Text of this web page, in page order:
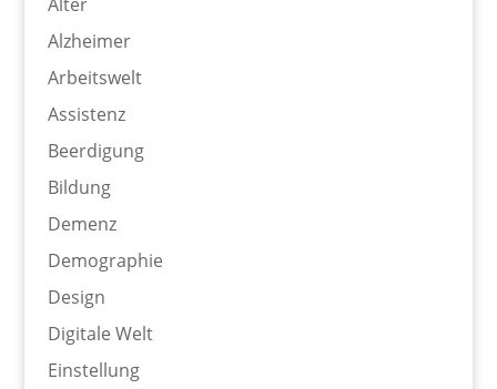
Alzheimer
Arbeitswelt
Assistenz
Beerdigung
Bildung
Demenz
Demographie
Design
Digitale Welt
Einstellung